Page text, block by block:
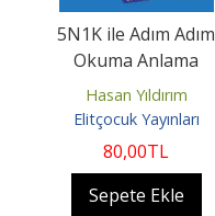
5N1K ile Adım Adım
Okuma Anlama
Hasan Yıldırım
Elitçocuk Yayınları
80,00TL
Sepete Ekle